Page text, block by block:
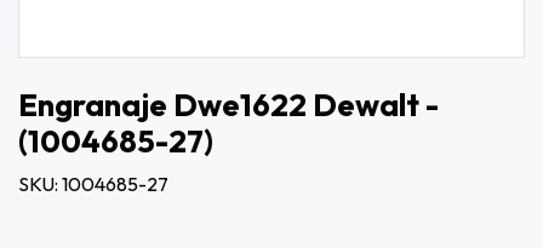
Engranaje Dwe1622 Dewalt -
(1004685-27)
SKU: 1004685-27